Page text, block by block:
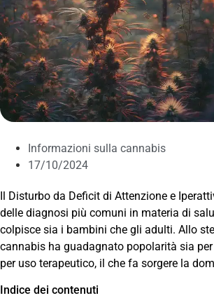
Informazioni sulla cannabis
17/10/2024
Il Disturbo da Deficit di Attenzione e
delle diagnosi più comuni in materia di
colpisce sia i bambini che gli adulti. Allo
cannabis ha guadagnato popolarità sia
per uso terapeutico, il che fa sorgere la
Indice dei contenuti